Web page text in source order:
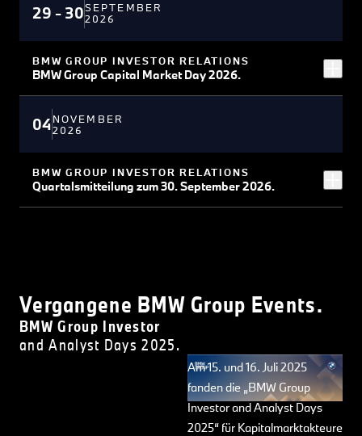
29 - 30SEPTEMBER
2026
BMW GROUP INVESTOR RELATIONS
BMW Group Capital Market Day 2026.
04NOVEMBER
2026
BMW GROUP INVESTOR RELATIONS
Quartalsmitteilung zum 30. September 2026.
Vergangene BMW Group Events.
BMW Group Investor
and Analyst Days 2025.
Am 15. und 16. Juli 2025
fanden die „BMW Group
Investor and Analyst Days
2025“ für Kapitalmarktakteure